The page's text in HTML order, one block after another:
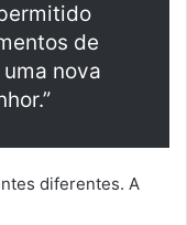
de
nova
diferentes. A